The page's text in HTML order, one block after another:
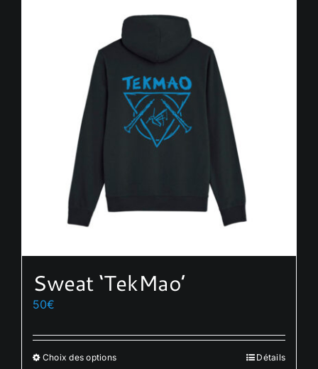
Sweat ‘TekMao’
50€
Choix des optionsCe
Détails